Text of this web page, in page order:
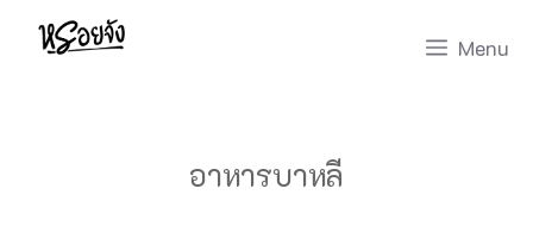
Skip
Menu
อาหารบาหลี